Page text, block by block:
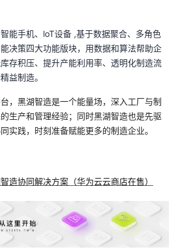
能手机、 loT设备 ,基于数据聚合、多角色
决策四大功能版块，用数据和算法帮助企
存积压、提升产能利用率、透明化制造流
益制造。
，黑湖智造是一个能量场，深入工厂与制
生产和管理经验；同时黑湖智造也是先驱
实践，时刻准备赋能更多的制造企业。
造协同解决方案（华为云云商店在售）